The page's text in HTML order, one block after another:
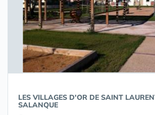
LES VILLAGES D'OR DE SAINT
SALANQUE